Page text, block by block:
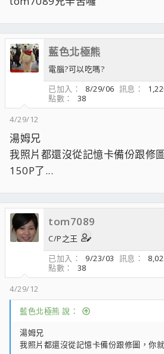
藍色北極熊
電腦?可以吃嗎?
已加入
8/29/06 訊息
點數
38
4/29/12
湯姆兄
我照片都還沒從記憶卡備份跟修
150P了...
tom7089
C/P之王
已加入
9/23/03 訊息
點數
38
4/29/12
藍色北極熊 說：
湯姆兄
我照片都還沒從記憶卡備份跟修圖，你